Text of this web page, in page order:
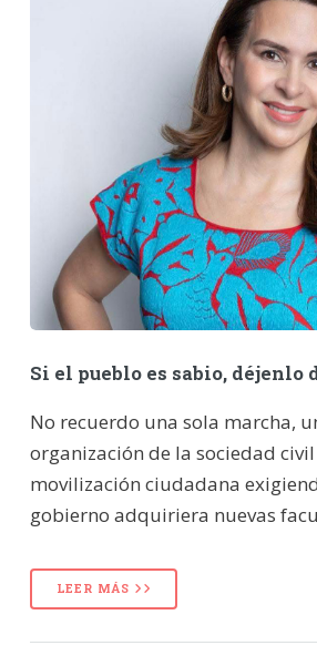
Si el pueblo es sabio, déjenlo
No recuerdo una sola marcha,
organización de la sociedad
movilización ciudadana
gobierno adquiriera nuevas
LEER MÁS